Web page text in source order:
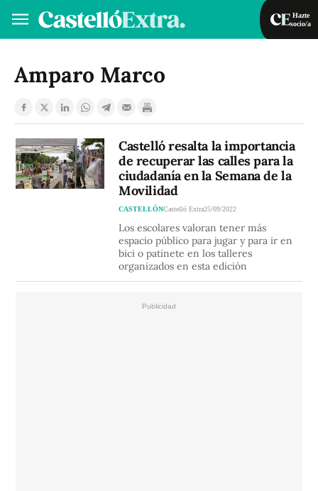
Hazte
socio/a
VA
Amparo Marco
Castelló resalta la importancia
de recuperar las calles para la
ciudadanía en la Semana de la
Movilidad
CASTELLÓNCastelló Extra25/09/2022
Los escolares valoran tener más
espacio público para jugar y para ir en
bici o patinete en los talleres
organizados en esta edición